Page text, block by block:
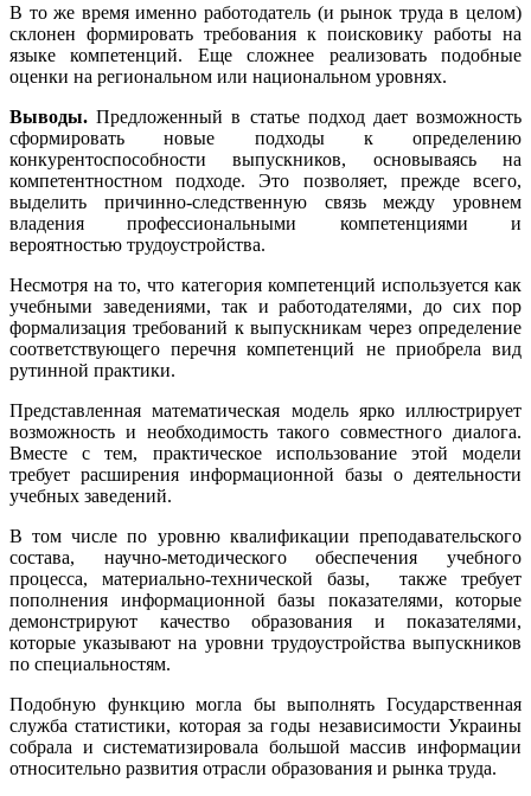
В то же время именно работодатель (и рынок труда в целом)
склонен формировать требования к поисковику работы на
языке компетенций. Еще сложнее реализовать подобные
оценки на региональном или национальном уровнях.
Выводы. Предложенный в статье подход дает возможность
сформировать новые подходы к определению
конкурентоспособности выпускников, основываясь на
компетентностном подходе. Это позволяет, прежде всего,
выделить причинно-следственную связь между уровнем
владения профессиональными компетенциями и
вероятностью трудоустройства.
Несмотря на то, что категория компетенций используется как
учебными заведениями, так и работодателями, до сих пор
формализация требований к выпускникам через определение
соответствующего перечня компетенций не приобрела вид
рутинной практики.
Представленная математическая модель ярко иллюстрирует
возможность и необходимость такого совместного диалога.
Вместе с тем, практическое использование этой модели
требует расширения информационной базы о деятельности
учебных заведений.
В том числе по уровню квалификации преподавательского
состава, научно-методического обеспечения учебного
процесса, материально-технической базы, также требует
пополнения информационной базы показателями, которые
демонстрируют качество образования и показателями,
которые указывают на уровни трудоустройства выпускников
по специальностям.
Подобную функцию могла бы выполнять Государственная
служба статистики, которая за годы независимости Украины
собрала и систематизировала большой массив информации
относительно развития отрасли образования и рынка труда.